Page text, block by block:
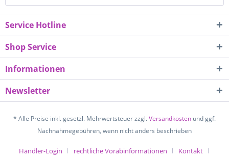
Service Hotline
Shop Service
Informationen
Newsletter
* Alle Preise inkl. gesetzl. Mehrwertsteuer zzgl.Versandkosten und ggf.
Nachnahmegebühren, wenn nicht anders beschrieben
Händler-Login rechtliche Vorabinformationen Kontakt